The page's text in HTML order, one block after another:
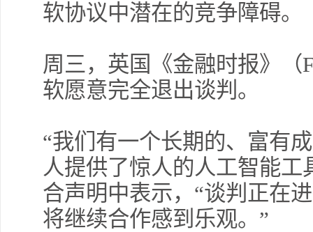
软协议中潜在的竞争障碍。
周三，英国《金融时报》（
软愿意完全退出谈判。
“我们有一个长期的、富有
人提供了惊人的人工智能工
合声明中表示，“谈判正在
将继续合作感到乐观。”